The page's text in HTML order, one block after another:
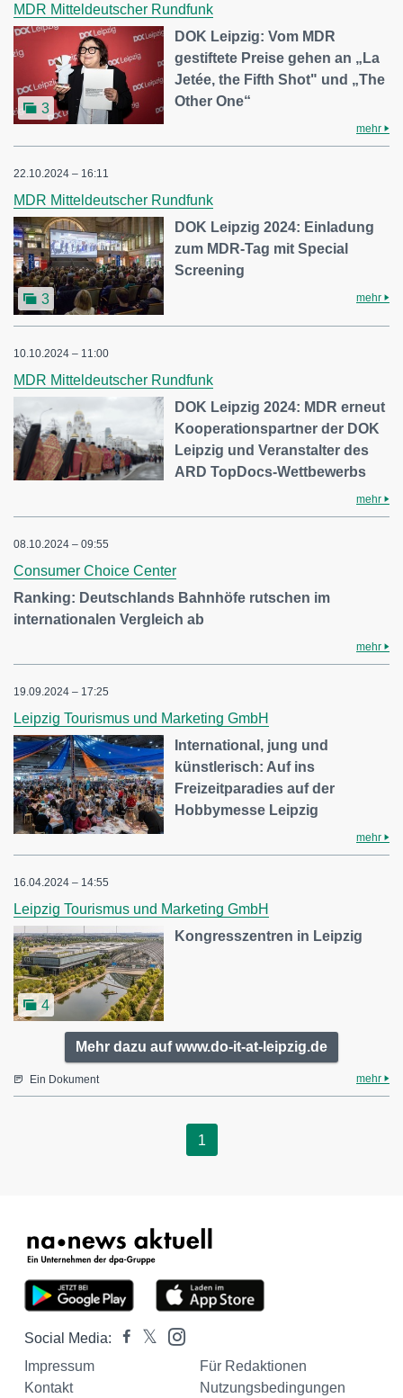
MDR Mitteldeutscher Rundfunk
3
DOK Leipzig: Vom MDR
gestiftete Preise gehen an „La
Jetée, the Fifth Shot" und „The
Other One“
mehr
22.10.2024 – 16:11
MDR Mitteldeutscher Rundfunk
3
DOK Leipzig 2024: Einladung
zum MDR-Tag mit Special
Screening
mehr
10.10.2024 – 11:00
MDR Mitteldeutscher Rundfunk
DOK Leipzig 2024: MDR erneut
Kooperationspartner der DOK
Leipzig und Veranstalter des
ARD TopDocs-Wettbewerbs
mehr
08.10.2024 – 09:55
Consumer Choice Center
Ranking: Deutschlands Bahnhöfe rutschen im
internationalen Vergleich ab
mehr
19.09.2024 – 17:25
Leipzig Tourismus und Marketing GmbH
International, jung und
künstlerisch: Auf ins
Freizeitparadies auf der
Hobbymesse Leipzig
mehr
16.04.2024 – 14:55
Leipzig Tourismus und Marketing GmbH
4
Kongresszentren in Leipzig
Mehr dazu auf www.do-it-at-leipzig.de
Ein Dokument mehr
1
Social Media:
Impressum
Für Redaktionen
Kontakt
Nutzungsbedingungen